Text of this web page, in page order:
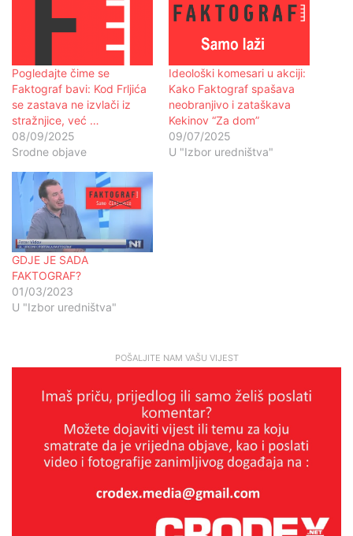
Pogledajte čime se
Faktograf bavi: Kod Frljića
se zastava ne izvlači iz
stražnjice, već …
08/09/2025
Srodne objave
Ideološki komesari u akciji:
Kako Faktograf spašava
neobranjivo i zataškava
Kekinov “Za dom”
09/07/2025
U "Izbor uredništva"
GDJE JE SADA
FAKTOGRAF?
01/03/2023
U "Izbor uredništva"
POŠALJITE NAM VAŠU VIJEST